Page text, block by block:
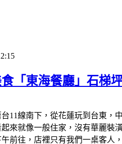
「東海餐廳」石梯
11線南下，從花蓮玩到台東，
來就像一般住家，沒有華麗裝
前往，店裡只有我們一桌客人